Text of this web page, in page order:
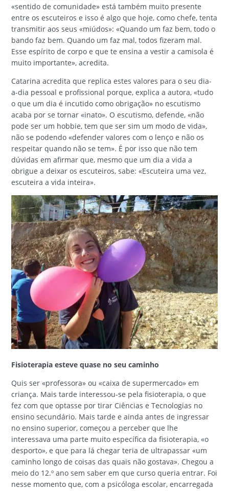
«sentido de comunidade» está também muito presente
entre os escuteiros e isso é algo que hoje, como chefe, tenta
transmitir aos seus «miúdos»: «Quando um faz bem, todo o
bando faz bem. Quando um faz mal, todos fizeram mal.
Esse espírito de corpo e que te ensina a vestir a camisola é
muito importante», acredita.
Catarina acredita que replica estes valores para o seu dia-
a-dia pessoal e profissional porque, explica a autora, «tudo
o que um dia é incutido como obrigação» no escutismo
acaba por se tornar «inato». O escutismo, defende, «não
pode ser um hobbie, tem que ser sim um modo de vida»,
não se podendo «defender valores com o lenço e não os
respeitar quando não se tem». É por isso que não tem
dúvidas em afirmar que, mesmo que um dia a vida a
obrigue a deixar os escuteiros, sabe: «Escuteira uma vez,
escuteira a vida inteira».
Fisioterapia esteve quase no seu caminho
Quis ser «professora» ou «caixa de supermercado» em
criança. Mais tarde interessou-se pela fisioterapia, o que
fez com que optasse por tirar Ciências e Tecnologias no
ensino secundário. Mais tarde e ainda antes de ingressar
no ensino superior, começou a perceber que lhe
interessava uma parte muito específica da fisioterapia, «o
desporto», e que para lá chegar teria de ultrapassar «um
caminho longo de coisas das quais não gostava». Chegou a
meio do 12.º ano sem saber em que curso queria entrar. Foi
nesse momento que, com a psicóloga escolar, encarregada